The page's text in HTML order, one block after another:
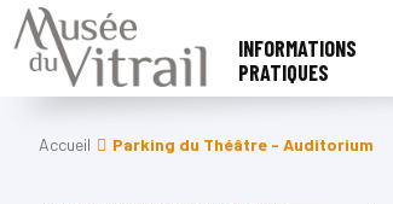
INFORMATIONS
PRATIQUES
Accueil Parking du Théâtre - Auditorium